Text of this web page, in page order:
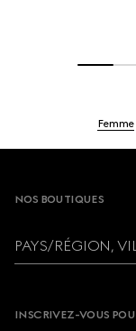
Femme
NOS BOUTIQUES
PAYS/RÉGION,
INSCRIVEZ-VOUS